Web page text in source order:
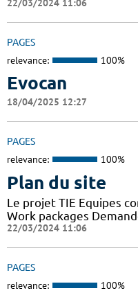
22/03/2024 11:06
PAGES
relevance: 100%
Evocan
18/04/2025 12:27
PAGES
relevance: 100%
Plan du site
Le projet TIE Equipes
Work packages
22/03/2024 11:06
PAGES
relevance: 100%